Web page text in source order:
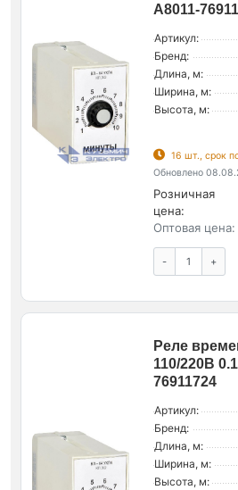
A8011-
Артикул:
Бренд:
Длина, м:
Ширина, м:
Высота, м:
16 шт., срок
Обновлено
Розничная
цена:
Оптовая цена:
- +
Реле
110/220В
76911724
Артикул:
Бренд:
Длина, м:
Ширина, м:
Высота, м: